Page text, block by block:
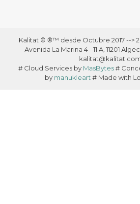
Kalitat © ®™ desde Octubre 2017 -->
Avenida La Marina 4 - 11 A, 11201
# Cloud Services by MasBytes#
by manukleart# Made with